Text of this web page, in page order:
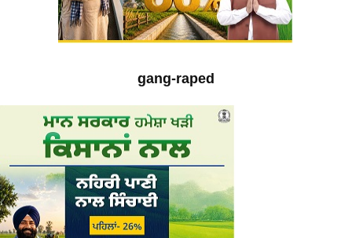
gang-raped